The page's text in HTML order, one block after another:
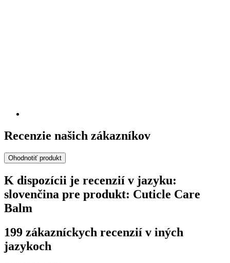
Recenzie našich zákazníkov
Ohodnotiť produkt
K dispozícii je recenzií v jazyku:
slovenčina pre produkt: Cuticle Care
Balm
199 zákazníckych recenzií v iných
jazykoch